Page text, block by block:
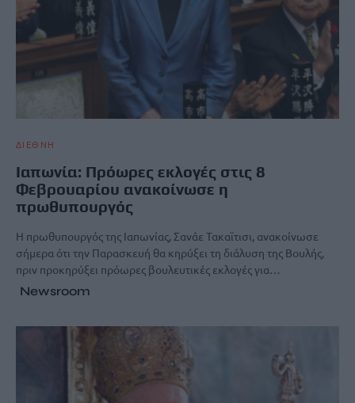
ΔΙΕΘΝΗ
Ιαπωνία: Πρόωρες εκλογές στις 8
Φεβρουαρίου ανακοίνωσε η
πρωθυπουργός
Η πρωθυπουργός της Ιαπωνίας, Σανάε Τακαϊτισι, ανακοίνωσε
σήμερα ότι την Παρασκευή θα κηρύξει τη διάλυση της Βουλής,
πριν προκηρύξει πρόωρες βουλευτικές εκλογές για…
Newsroom